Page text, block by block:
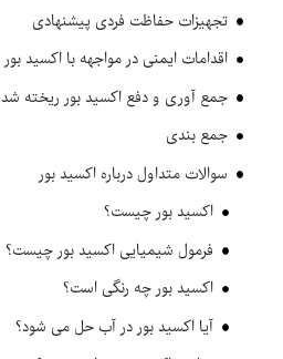
تجهیزات حفاظت فردی پیشنهادی
اقدامات ایمنی در مواجهه با اکسید بور
جمع آوری و دفع اکسید بور ریخته شده
جمع بندی
سوالات متداول درباره اکسید بور
اکسید بور چیست؟
فرمول شیمیایی اکسید بور چیست؟
اکسید بور چه رنگی است؟
آیا اکسید بور در آب حل می شود؟